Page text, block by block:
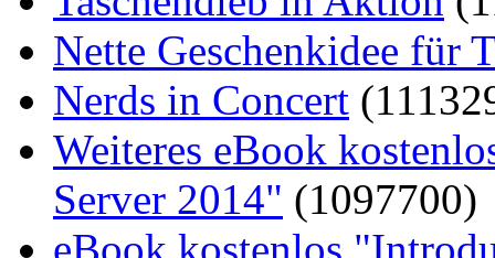
Nette Geschenkidee für
Nerds in Concert
Weiteres eBook
Server 2014" (1097700)